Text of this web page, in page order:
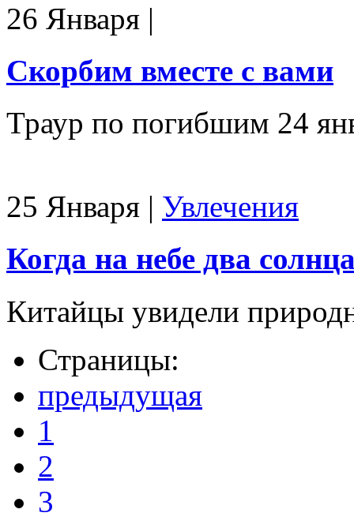
26 Января |
Скорбим вместе с вами
Траур по погибшим 24
25 Января | Увлечения
Когда на небе два
Китайцы увидели
Страницы:
предыдущая
1
2
3